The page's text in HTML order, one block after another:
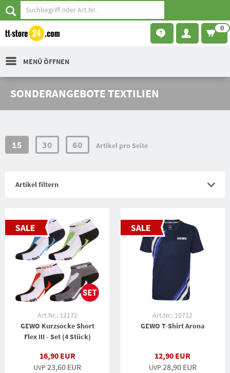
0
MENÜ ÖFFNEN
SONDERANGEBOTE TEXTILIEN
Artikel filtern
15 30 60 Artikel pro Seite
Art.Nr.: 12172
GEWO Kurzsocke Short
Flex III - Set (4 Stück)
16,90 EUR
UVP23,60 EUR
Art.Nr.: 10712
GEWO T-Shirt Arona
12,90 EUR
UVP28,90 EUR